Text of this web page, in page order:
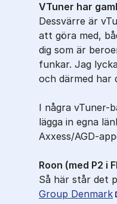
VTuner har
Dessvärre är
att göra med,
dig som är
funkar. Jag
och därmed har
I några vTuner-
lägga in egna
Axxess/AGD-
Roon (med P2 i
Så här står det
Group Denmark